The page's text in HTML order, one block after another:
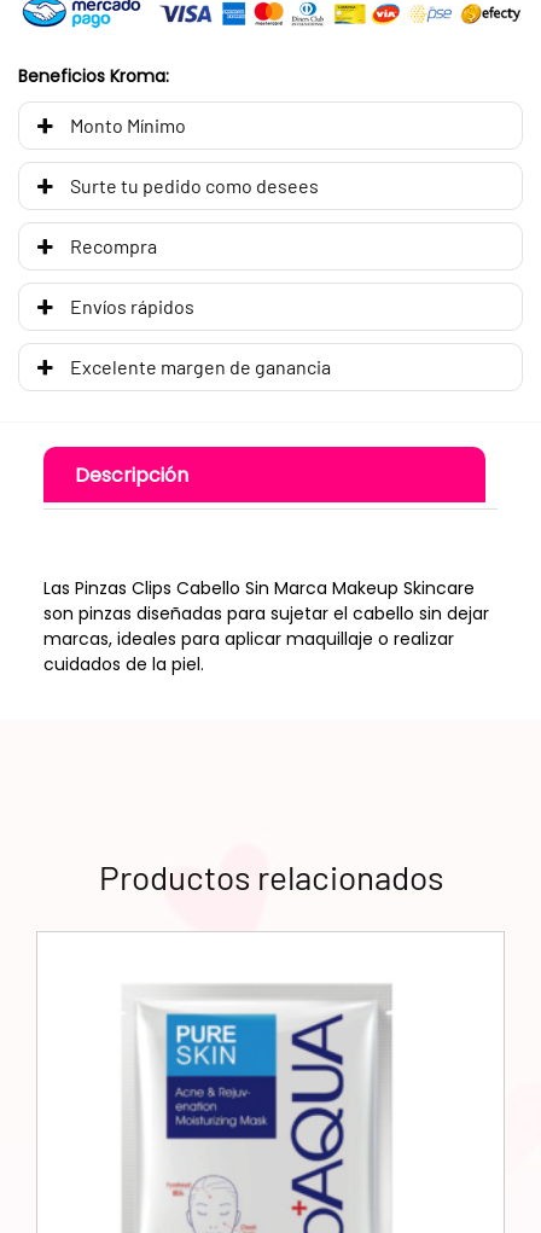
Beneficios Kroma:
Monto Mínimo
Surte tu pedido como desees
Recompra
Envíos rápidos
Excelente margen de ganancia
Descripción
Las Pinzas Clips Cabello Sin Marca Makeup Skincare
son pinzas diseñadas para sujetar el cabello sin dejar
marcas, ideales para aplicar maquillaje o realizar
cuidados de la piel.
Productos relacionados